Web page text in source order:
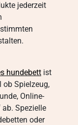
jederzeit
hundebett ist
ob Spielzeug,
Online-
Spezielle
oder